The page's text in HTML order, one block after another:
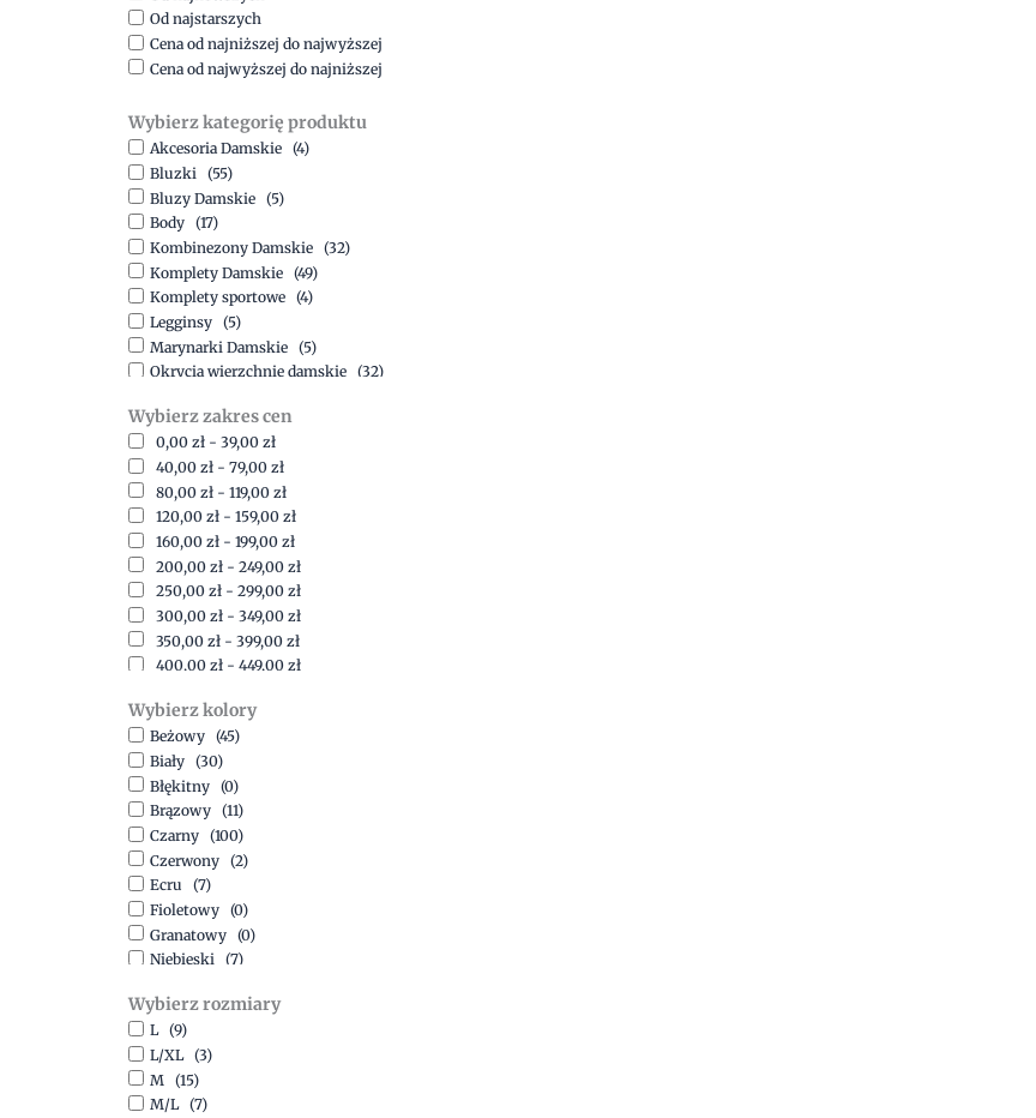
Od najstarszych
Cena od najniższej do najwyższej
Cena od najwyższej do najniższej
Wybierz kategorię produktu
Akcesoria Damskie (4)
Bluzki (55)
Bluzy Damskie (5)
Body (17)
Kombinezony Damskie (32)
Komplety Damskie (49)
Komplety sportowe (4)
Legginsy (5)
Marynarki Damskie (5)
Okrycia wierzchnie damskie (32)
Spodnie (15)
Sukienki (41)
Swetry Damskie (19)
Szorty (7)
Wybierz zakres cen
0,00 zł - 39,00 zł
40,00 zł - 79,00 zł
80,00 zł - 119,00 zł
120,00 zł - 159,00 zł
160,00 zł - 199,00 zł
200,00 zł - 249,00 zł
250,00 zł - 299,00 zł
300,00 zł - 349,00 zł
350,00 zł - 399,00 zł
400,00 zł - 449,00 zł
500,00zł-1500,00
Wybierz kolory
Beżowy (45)
Biały (30)
Błękitny (0)
Brązowy (11)
Czarny (100)
Czerwony (2)
Ecru
(7)
Fioletowy (0)
Granatowy (0)
Niebieski (7)
Pomarańczowy
(2)
Różowy
Srebrny
Szary
Turkusowy
Wybierz rozmiary
L (9)
L/XL (3)
M (15)
M/L (7)